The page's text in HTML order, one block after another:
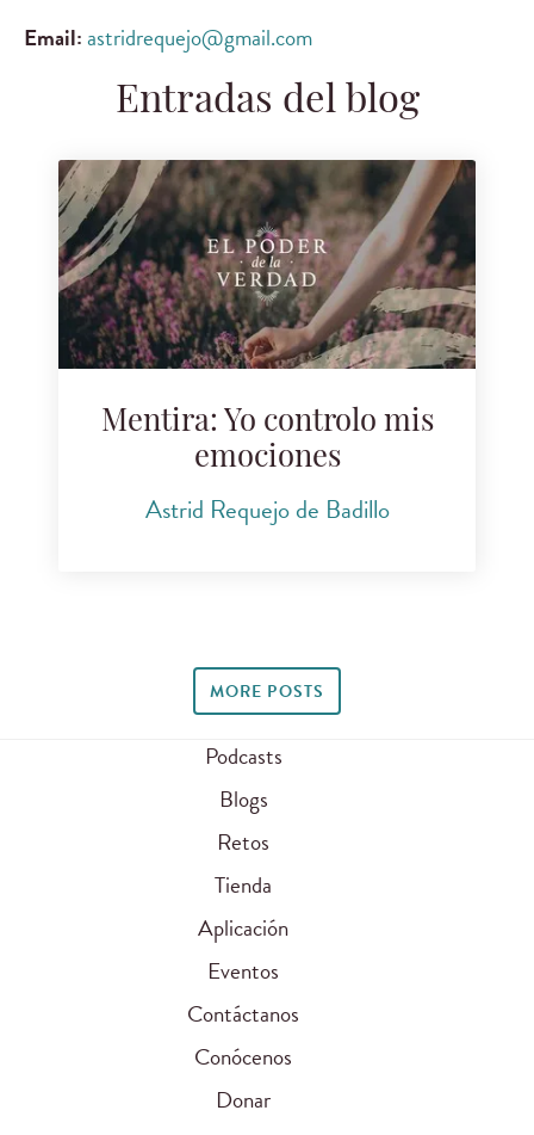
Email:astridrequejo@gmail.com
Entradas del blog
Mentira: Yo controlo mis
emociones
Astrid Requejo de Badillo
MORE POSTS
Podcasts
Blogs
Retos
Tienda
Aplicación
Eventos
Contáctanos
Conócenos
Donar